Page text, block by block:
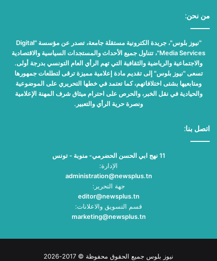
من نحن:
"نيوز بلوس"، جريدة الكترونية مستقلة جامعة، تصدر عن مؤسسة "Digital
Media Services"، تتناول جميع الأحداث والمستجدات السياسية والاقتصادية
والاجتماعية والرياضية والثقافية التي تهم الرأي العام التونسي بدرجة أولى.
تسعى "نيوز بلوس" إلى تقديم مادة إعلامية مميزة ترقى لتطلعات جمهورها
ومتابعيها بشتى اختلافاتهم، كما تعتمد في خطها التحريري على الموضوعية
والحيادية في نقل الخبر، والحرص على احترام ميثاق شرف المهنة الإعلامية
ونصرة حرية الرأي والتعبير.
اتصل بنا:
11 نهج ابي الحسن الحضرمي- منوبة - تونس
الإدارة:
administration@newsplus.tn
جهة التحرير:
editor@newsplus.tn
قسم التسويق والاعلانات:
marketing@newsplus.tn
نيوز بلوس جميع الحقوق محفوظة © 2017-2026